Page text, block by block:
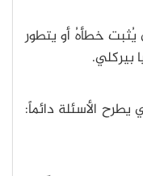
يُثبت خطأهُ أو يتطور
بيركلي.
يطرح الأسئلة دائماً: